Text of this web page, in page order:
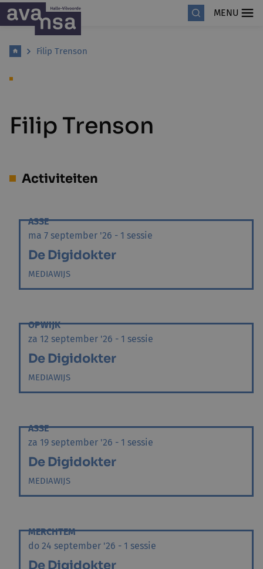
MENU
Filip Trenson
Filip Trenson
Activiteiten
ASSE
ma 7 september '26 - 1 sessie
De Digidokter
MEDIAWIJS
OPWIJK
za 12 september '26 - 1 sessie
De Digidokter
MEDIAWIJS
ASSE
za 19 september '26 - 1 sessie
De Digidokter
MEDIAWIJS
MERCHTEM
do 24 september '26 - 1 sessie
De Digidokter